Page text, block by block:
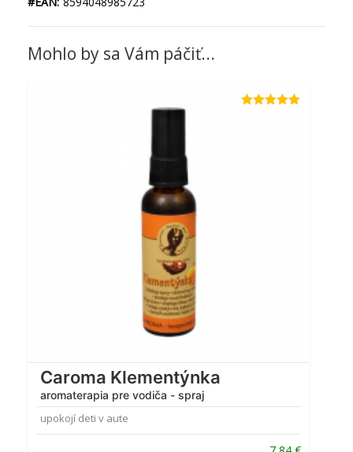
Mohlo by sa Vám páčiť...
Caroma Klementýnka
aromaterapia pre vodiča - spraj
upokojí deti v aute